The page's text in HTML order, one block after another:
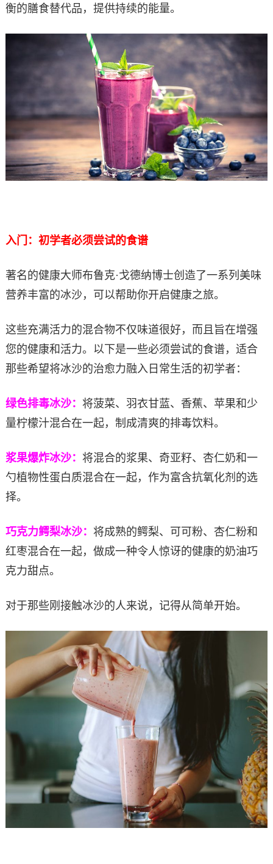
衡的膳食替代品，提供持续的能量。
入门：初学者必须尝试的食谱
著名的健康大师布鲁克·戈德纳博士创造了一系列美味
营养丰富的冰沙，可以帮助你开启健康之旅。
这些充满活力的混合物不仅味道很好，而且旨在增强
您的健康和活力。以下是一些必须尝试的食谱，适合
那些希望将冰沙的治愈力融入日常生活的初学者：
绿色排毒冰沙： 将菠菜、羽衣甘蓝、香蕉、苹果和少
量柠檬汁混合在一起，制成清爽的排毒饮料。
浆果爆炸冰沙： 将混合的浆果、奇亚籽、杏仁奶和一
勺植物性蛋白质混合在一起，作为富含抗氧化剂的选
择。
巧克力鳄梨冰沙： 将成熟的鳄梨、可可粉、杏仁粉和
红枣混合在一起，做成一种令人惊讶的健康的奶油巧
克力甜点。
对于那些刚接触冰沙的人来说，记得从简单开始。